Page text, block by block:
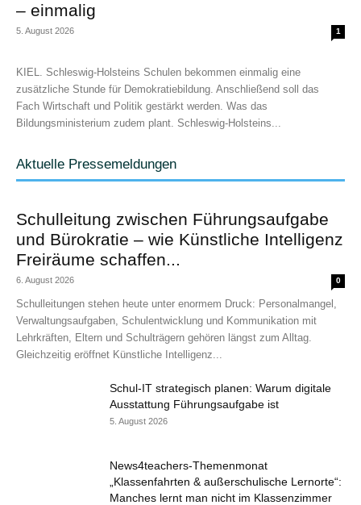
– einmalig
5. August 2026 1
KIEL. Schleswig-Holsteins Schulen bekommen einmalig eine
zusätzliche Stunde für Demokratiebildung. Anschließend soll das
Fach Wirtschaft und Politik gestärkt werden. Was das
Bildungsministerium zudem plant. Schleswig-Holsteins...
Aktuelle Pressemeldungen
Schulleitung zwischen Führungsaufgabe
und Bürokratie – wie Künstliche Intelligenz
Freiräume schaffen...
6. August 2026 0
Schulleitungen stehen heute unter enormem Druck: Personalmangel,
Verwaltungsaufgaben, Schulentwicklung und Kommunikation mit
Lehrkräften, Eltern und Schulträgern gehören längst zum Alltag.
Gleichzeitig eröffnet Künstliche Intelligenz...
Schul-IT strategisch planen: Warum digitale
Ausstattung Führungsaufgabe ist
5. August 2026
News4teachers-Themenmonat
„Klassenfahrten & außerschulische Lernorte“:
Manches lernt man nicht im Klassenzimmer